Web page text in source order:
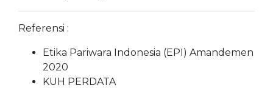
Referensi :
Etika Pariwara Indonesia (EPI) Amandemen
2020
KUH PERDATA